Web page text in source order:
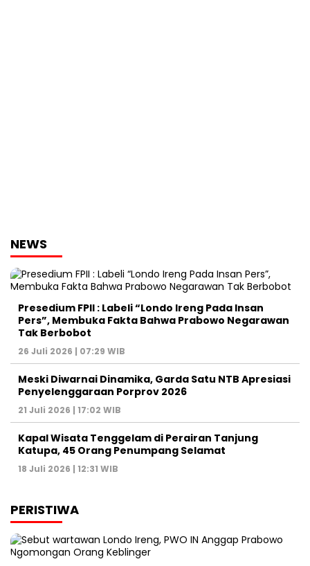
NEWS
Presedium FPII : Labeli “Londo Ireng Pada Insan
Pers”, Membuka Fakta Bahwa Prabowo Negarawan
Tak Berbobot
26 Juli 2026 | 07:29 WIB
Meski Diwarnai Dinamika, Garda Satu NTB Apresiasi
Penyelenggaraan Porprov 2026 ‎
21 Juli 2026 | 17:02 WIB
Kapal Wisata Tenggelam di Perairan Tanjung
Katupa, 45 Orang Penumpang Selamat
18 Juli 2026 | 12:31 WIB
PERISTIWA